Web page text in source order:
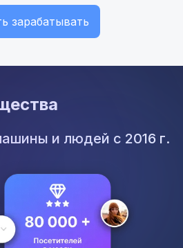
зарабатывать
и людей с 2016 г.